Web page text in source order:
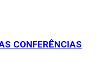
CONFERÊNCIAS